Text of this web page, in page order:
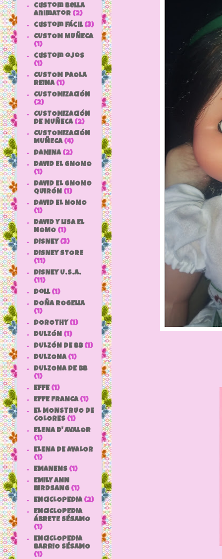
custom bella
animator (2)
custom fácil (3)
CUSTOM MUÑECA
(1)
custom ojos
(1)
CUSTOM PAOLA
REINA (1)
CUSTOMIZACIÓN
(2)
CUSTOMIZACIÓN
DE MUÑECA (2)
CUSTOMIZACIÓN
MUÑECA (4)
DAMINA (2)
DAVID EL GNOMO
(1)
DAVID EL GNOMO
QUIRÓN (1)
DAVID EL NOMO
(1)
DAVID Y LISA EL
NOMO (1)
DISNEY (3)
DISNEY STORE
(11)
DISNEY U.S.A.
(11)
doll (1)
DOÑA ROGELIA
(1)
DOROTHY (1)
DULZÓN (1)
DULZÓN DE BB (1)
DULZONA (1)
DULZONA DE BB
(1)
EFFE (1)
EFFE FRANCA (1)
EL MONSTRUO DE
COLORES (1)
ELENA D' AVALOR
(1)
ELENA DE AVALOR
(1)
EMANENS (1)
EMILY ANN
BIRDSANG (1)
ENCICLOPEDIA (2)
ENCICLOPEDIA
ÁBRETE SÉSAMO
(1)
ENCICLOPEDIA
BARRIO SÉSAMO
(1)